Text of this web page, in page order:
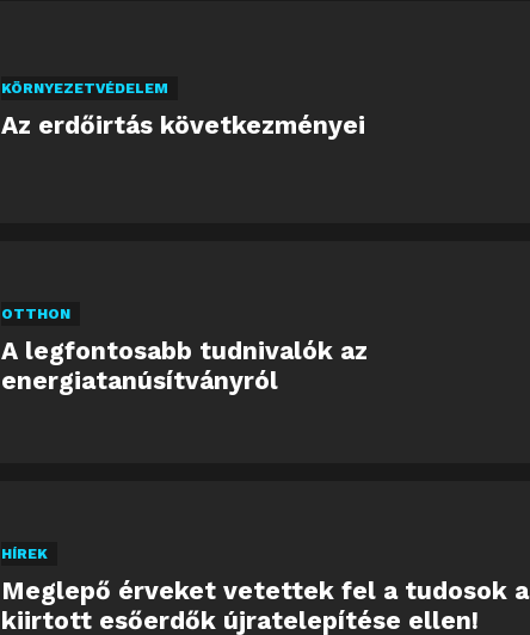
KÖRNYEZETVÉDELEM
Az erdőirtás következményei
OTTHON
A legfontosabb tudnivalók az
energiatanúsítványról
HÍREK
Meglepő érveket vetettek fel a tudosok a
kiirtott esőerdők újratelepítése ellen!